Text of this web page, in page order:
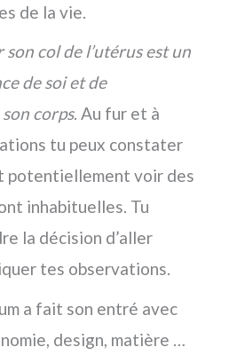
de la vie.
col de l’utérus est un
de soi et de
corps. Au fur et à
tu peux constater
potentiellement voir des
inhabituelles. Tu
la décision d’aller
tes observations.
a fait son entré avec
design, matière …